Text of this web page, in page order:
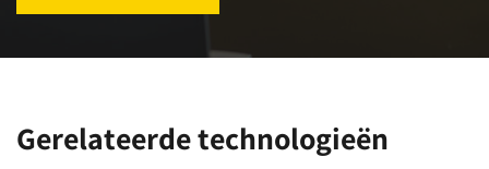
Gerelateerde technologieën